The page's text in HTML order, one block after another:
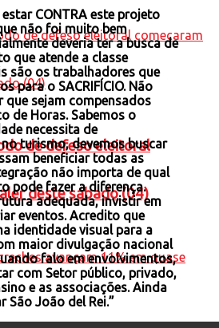
de defeso eleitoral
deste sábado (04)
CONTRA este projeto
não foi muito bem
deveria ter a busca de
que atende a classe
são os trabalhadores que
para o SACRIFÍCIO. Não
que sejam compensados
de Horas. Sabemos o
necessita de
turismo, devemos buscar
beneficiar todas as
não importa de qual
pode fazer a diferença.
adequada, invistir em
eventos. Acredito que
identidade visual para a
maior divulgação nacional
falo em envolvimentos,
com Setor público, privado,
e as associações. Ainda
São João del Rei.”